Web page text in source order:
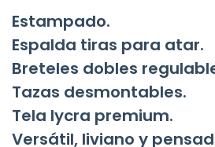
Estampado.
Espalda tiras para atar.
Breteles dobles
Tazas desmontables.
Tela lycra premium.
Versátil, liviano y